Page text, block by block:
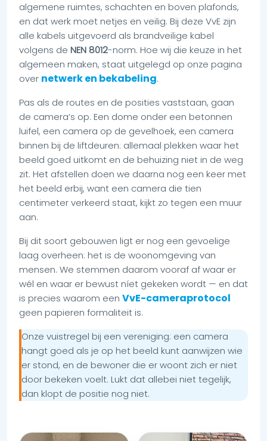
algemene ruimtes, schachten en boven plafonds,
en dat werk moet netjes en veilig. Bij deze VvE zijn
alle kabels uitgevoerd als brandveilige kabel
volgens de NEN 8012-norm. Hoe wij die keuze in het
algemeen maken, staat uitgelegd op onze pagina
over netwerk en bekabeling.
Pas als de routes en de posities vaststaan, gaan
de camera’s op. Een dome onder een betonnen
luifel, een camera op de gevelhoek, een camera
binnen bij de liftdeuren: allemaal plekken waar het
beeld goed uitkomt en de behuizing niet in de weg
zit. Het afstellen doen we daarna nog een keer met
het beeld erbij, want een camera die tien
centimeter verkeerd staat, kijkt zo tegen een muur
aan.
Bij dit soort gebouwen ligt er nog een gevoelige
laag overheen: het is de woonomgeving van
mensen. We stemmen daarom vooraf af waar er
wél en waar er bewust níet gekeken wordt — en dat
is precies waarom een VvE-cameraprotocol
geen papieren formaliteit is.
Onze vuistregel bij een vereniging: een camera
hangt goed als je op het beeld kunt aanwijzen wie
er stond, en de bewoner die er woont zich er niet
door bekeken voelt. Lukt dat allebei niet tegelijk,
dan klopt de positie nog niet.